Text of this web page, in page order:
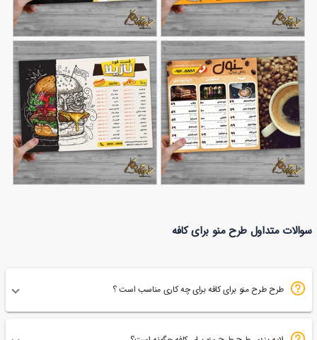
طرح منوی کافه
87
منوی کافی شاپ
198
112
سوالات متداول طرح منو برای کافه
طرح طرح منو برای کافه برای چه کاری مناسب است ؟